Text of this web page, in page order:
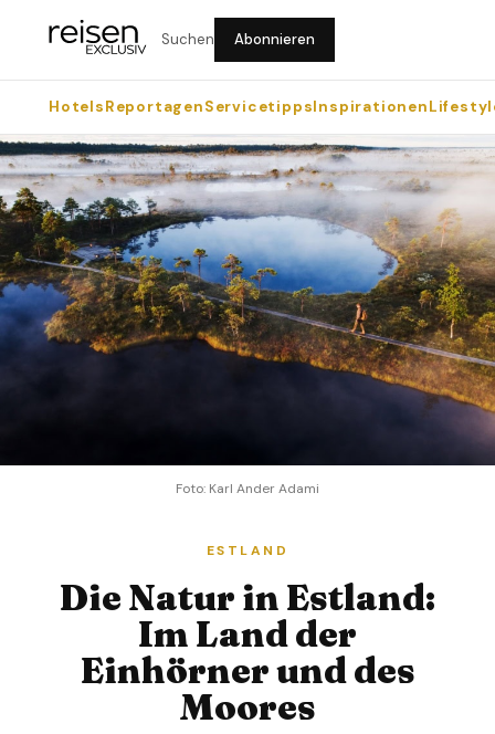
Suchen Abonnieren
HotelsReportagenServicetippsInspirationen
Foto: Karl Ander Adami
ESTLAND
Die Natur in Estland:
Im Land der
Einhörner und des
Moores